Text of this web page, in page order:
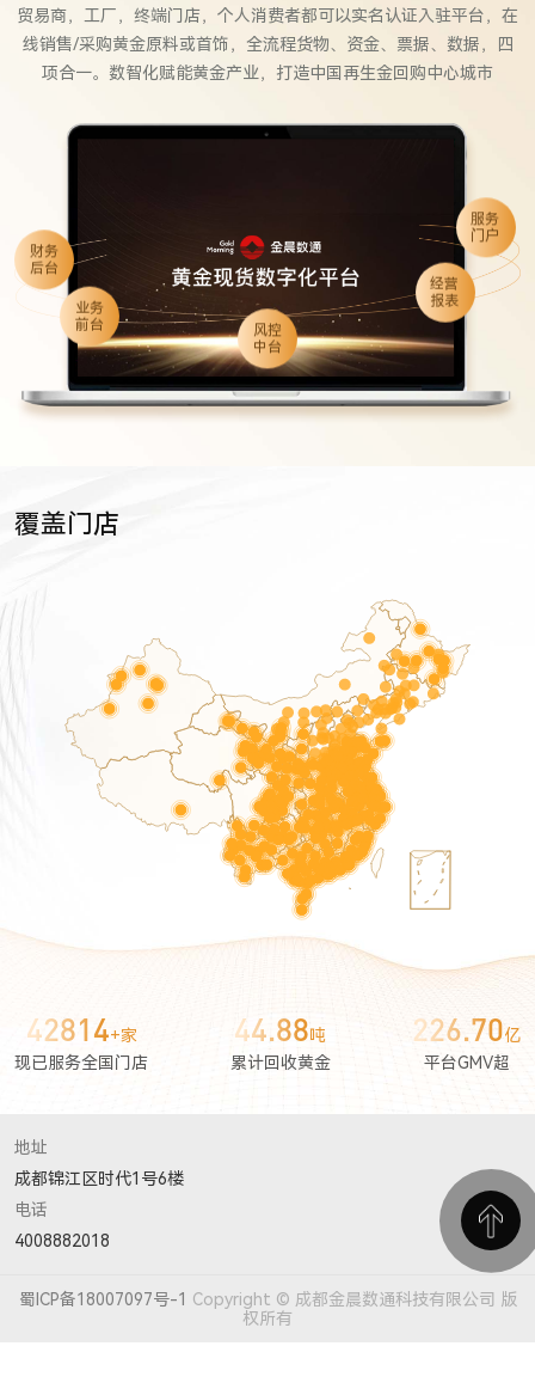
贸易商，工厂，终端门店，个人消费者都可以实名认证入驻平台，在
线销售/采购黄金原料或首饰，全流程货物、资金、票据、数据，四
项合一。数智化赋能黄金产业，打造中国再生金回购中心城市
财务
后台
业务
前台
风控
中台
经营
报表
服务
门户
覆盖门店
42814+家
现已服务全国门店
44.88吨
累计回收黄金
226.70亿
平台GMV超
地址
成都锦江区时代1号6楼
电话
4008882018
蜀ICP备18007097号-1 Copyright © 成都金晨数通科技有限公司 版
权所有